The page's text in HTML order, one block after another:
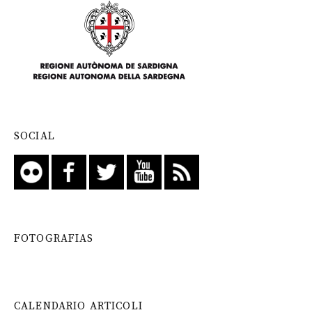
SOCIAL
FOTOGRAFIAS
CALENDARIO ARTICOLI